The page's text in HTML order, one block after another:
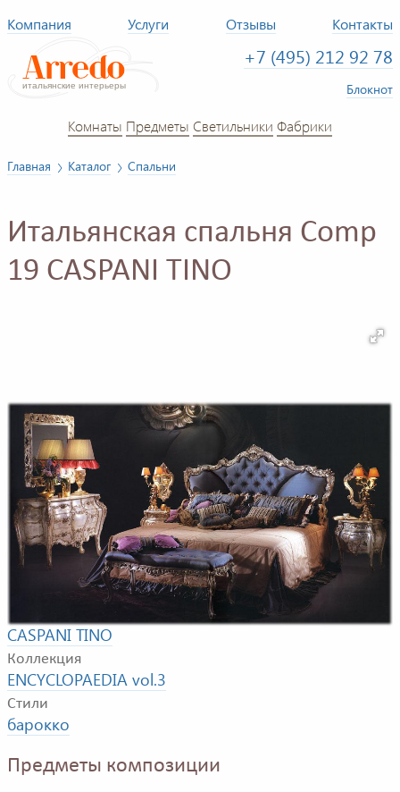
Компания Услуги Отзывы Контакты
+7 (495) 212 92 78
Блокнот
Комнаты Предметы Светильники Фабрики
Главная Каталог Спальни
Итальянская спальня Comp
19 CASPANI TINO
Композиция для спальной комнаты. В композицию
входят: двуспальная кровать, тумбочка, комод с
зеркалом, банкетка, шкаф.
CASPANI TINO
Коллекция
ENCYCLOPAEDIA vol.3
Стили
барокко
Предметы композиции